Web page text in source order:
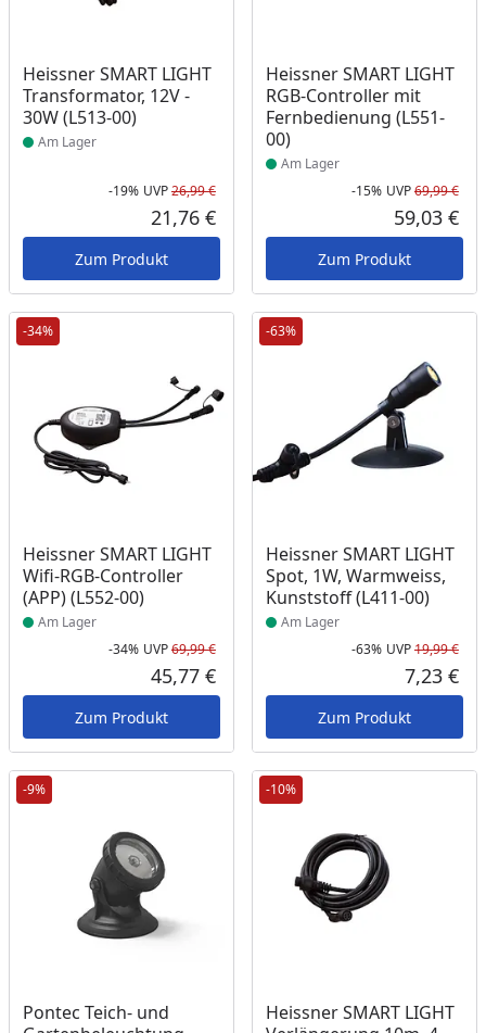
Heissner SMART LIGHT
Transformator, 12V -
30W (L513-00)
Produkt am Lager
Am Lager
Rabatt in Prozent
-19%
Ursprünglicher Preis
UVP26,99 €
Aktueller Preis
21,76 €
Zum Produkt
Heissner SMART LIGHT
RGB-Controller mit
Fernbedienung (L551-
00)
Produkt am Lager
Am Lager
-15% UVP69,99 €
59,03 €
Zum Produkt
-34%
Heissner SMART LIGHT
Wifi-RGB-Controller
(APP) (L552-00)
Produkt am Lager
Am Lager
Rabatt in Prozent
-34%
Ursprünglicher Preis
UVP69,99 €
Aktueller Preis
45,77 €
Zum Produkt
-63%
Heissner SMART LIGHT
Spot, 1W, Warmweiss,
Kunststoff (L411-00)
Produkt am Lager
Am Lager
-63% UVP19,99 €
7,23 €
Zum Produkt
-9%
Pontec Teich- und
Produkt am Lager
-10%
Heissner SMART LIGHT
Produkt am Lager